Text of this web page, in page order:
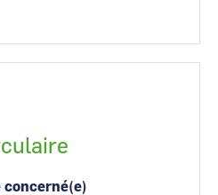
concerné(e)